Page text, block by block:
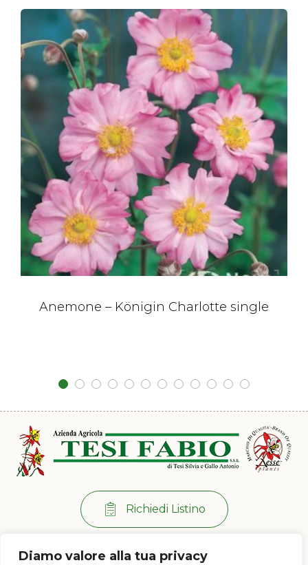
Diamo valore alla tua privacy
Anemone – Königin Charlotte single
Richiedi Listino
Per info:
+39 0573 38 20 77